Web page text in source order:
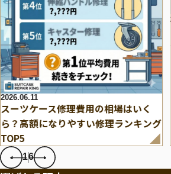
2026.06.11
スーツケース修理費用の相場はいく
ら？高額になりやすい修理ランキング
TOP5
16